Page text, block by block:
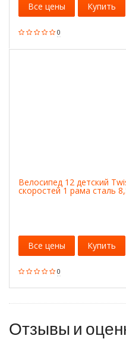
0
Все цены Купить
Велосипед 12 детский
скоростей 1 рама сталь
0
Все цены Купить
Отзывы и